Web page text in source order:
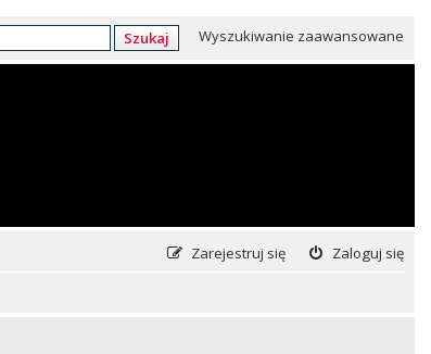
Szukaj Wyszukiwanie zaawansowane
Zaloguj się
Zarejestruj się